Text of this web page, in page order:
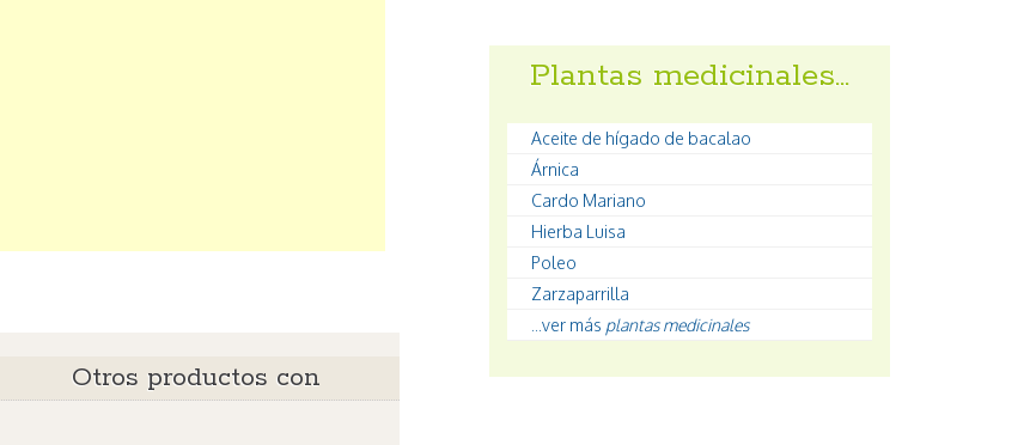
Otros productos con
Plantas medicinales…
Aceite de hígado de bacalao
Árnica
Cardo Mariano
Hierba Luisa
Poleo
Zarzaparrilla
...ver más plantas medicinales